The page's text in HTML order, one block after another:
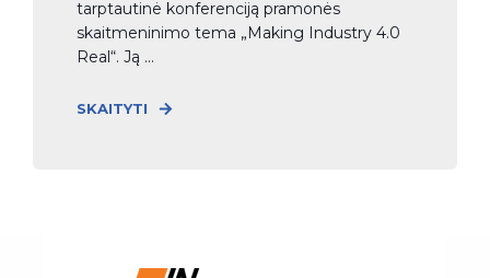
tarptautinė konferenciją pramonės
skaitmeninimo tema „Making Industry 4.0
Real“. Ją ...
SKAITYTI